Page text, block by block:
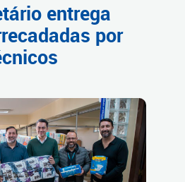
entrega
por